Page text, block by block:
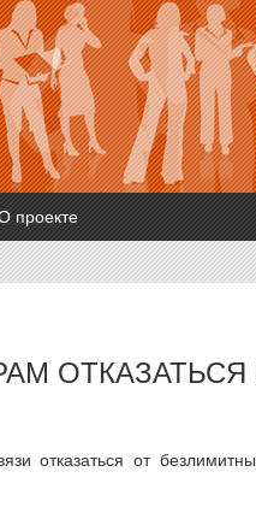
проекте
ОТКАЗАТЬСЯ
отказаться от